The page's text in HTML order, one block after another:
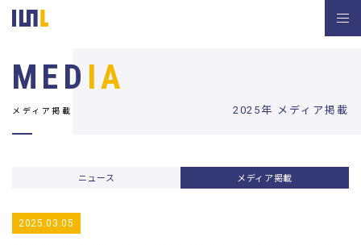
2025年 メディア掲載
MED IA
メディア掲載
ニュース メディア掲載
2025.03.05